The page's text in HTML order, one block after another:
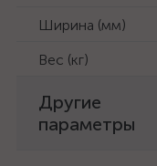
Ширина (мм)
Вес (кг)
Другие
параметры